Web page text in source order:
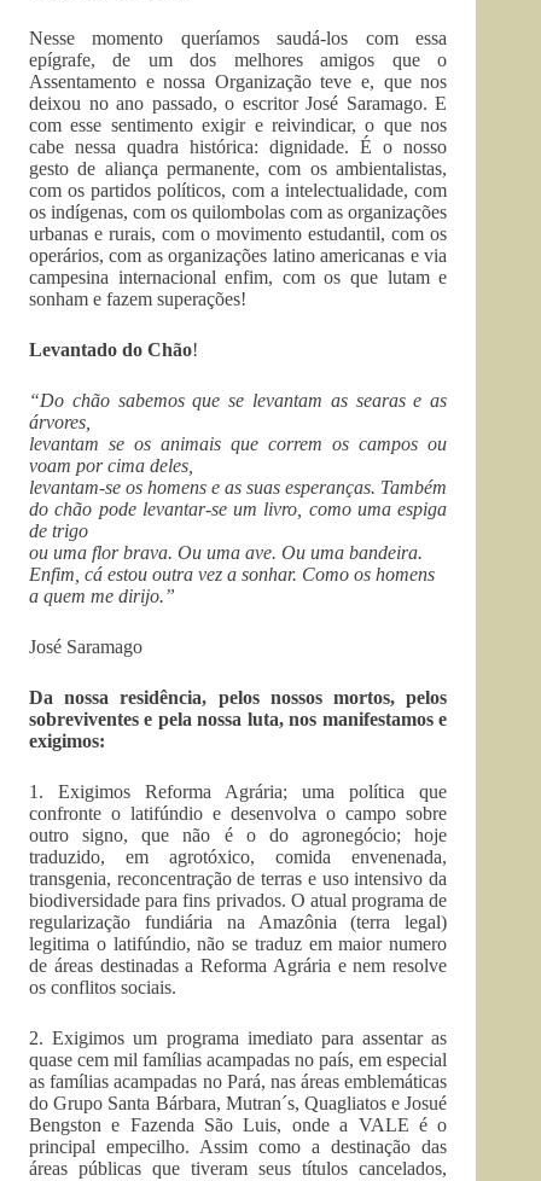
Nesse momento queríamos saudá-los com essa
epígrafe, de um dos melhores amigos que o
Assentamento e nossa Organização teve e, que nos
deixou no ano passado, o escritor José Saramago. E
com esse sentimento exigir e reivindicar, o que nos
cabe nessa quadra histórica: dignidade. É o nosso
gesto de aliança permanente, com os ambientalistas,
com os partidos políticos, com a intelectualidade, com
os indígenas, com os quilombolas com as organizações
urbanas e rurais, com o movimento estudantil, com os
operários, com as organizações latino americanas e via
campesina internacional enfim, com os que lutam e
sonham e fazem superações!
Levantado do Chão!
“Do chão sabemos que se levantam as searas e as
árvores,
levantam se os animais que correm os campos ou
voam por cima deles,
levantam-se os homens e as suas esperanças. Também
do chão pode levantar-se um livro, como uma espiga
de trigo
ou uma flor brava. Ou uma ave. Ou uma bandeira.
Enfim, cá estou outra vez a sonhar. Como os homens
a quem me dirijo.”
José Saramago
Da nossa residência, pelos nossos mortos, pelos
sobreviventes e pela nossa luta, nos manifestamos e
exigimos:
1. Exigimos Reforma Agrária; uma política que
confronte o latifúndio e desenvolva o campo sobre
outro signo, que não é o do agronegócio; hoje
traduzido, em agrotóxico, comida envenenada,
transgenia, reconcentração de terras e uso intensivo da
biodiversidade para fins privados. O atual programa de
regularização fundiária na Amazônia (terra legal)
legitima o latifúndio, não se traduz em maior numero
de áreas destinadas a Reforma Agrária e nem resolve
os conflitos sociais.
2. Exigimos um programa imediato para assentar as
quase cem mil famílias acampadas no país, em especial
as famílias acampadas no Pará, nas áreas emblemáticas
do Grupo Santa Bárbara, Mutran´s, Quagliatos e Josué
Bengston e Fazenda São Luis, onde a VALE é o
principal empecilho. Assim como a destinação das
áreas públicas que tiveram seus títulos cancelados,